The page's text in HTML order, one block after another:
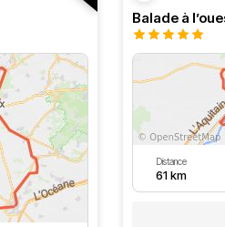
Balade à
Distance
61 km